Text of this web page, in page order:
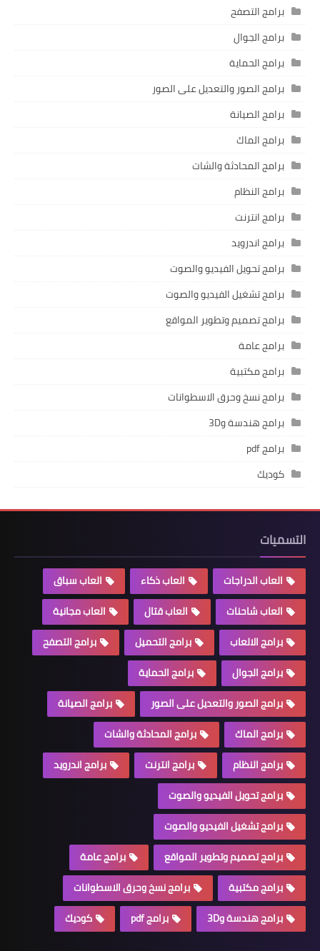
برامج التصفح
برامج الجوال
برامج الحماية
برامج الصور والتعديل على الصور
برامج الصيانة
برامج الماك
برامج المحادثة والشات
برامج النظام
برامج انترنت
برامج اندرويد
برامج تحويل الفيديو والصوت
برامج تشغيل الفيديو والصوت
برامج تصميم وتطوير المواقع
برامج عامة
برامج مكتبية
برامج نسخ وحرق الاسطوانات
برامج هندسة و3D
برامج pdf
كوديك
التسميات
العاب الدراجات العاب ذكاء
العاب سباق
العاب شاحنات
العاب قتال
العاب مجانية
برامج الالعاب
برامج التحميل
برامج التصفح
برامج الجوال
برامج الحماية
برامج الصور والتعديل على الصور
برامج الصيانة
برامج الماك
برامج المحادثة والشات
برامج النظام
برامج انترنت
برامج اندرويد
برامج تحويل الفيديو والصوت
برامج تشغيل الفيديو والصوت
برامج تصميم وتطوير المواقع
برامج عامة
برامج مكتبية
برامج نسخ وحرق الاسطوانات
برامج هندسة و3D
برامج pdf كوديك